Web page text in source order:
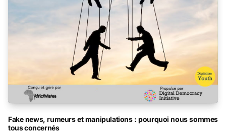
Fake news, rumeurs et manipulations : pourquoi nous sommes
tous concernés